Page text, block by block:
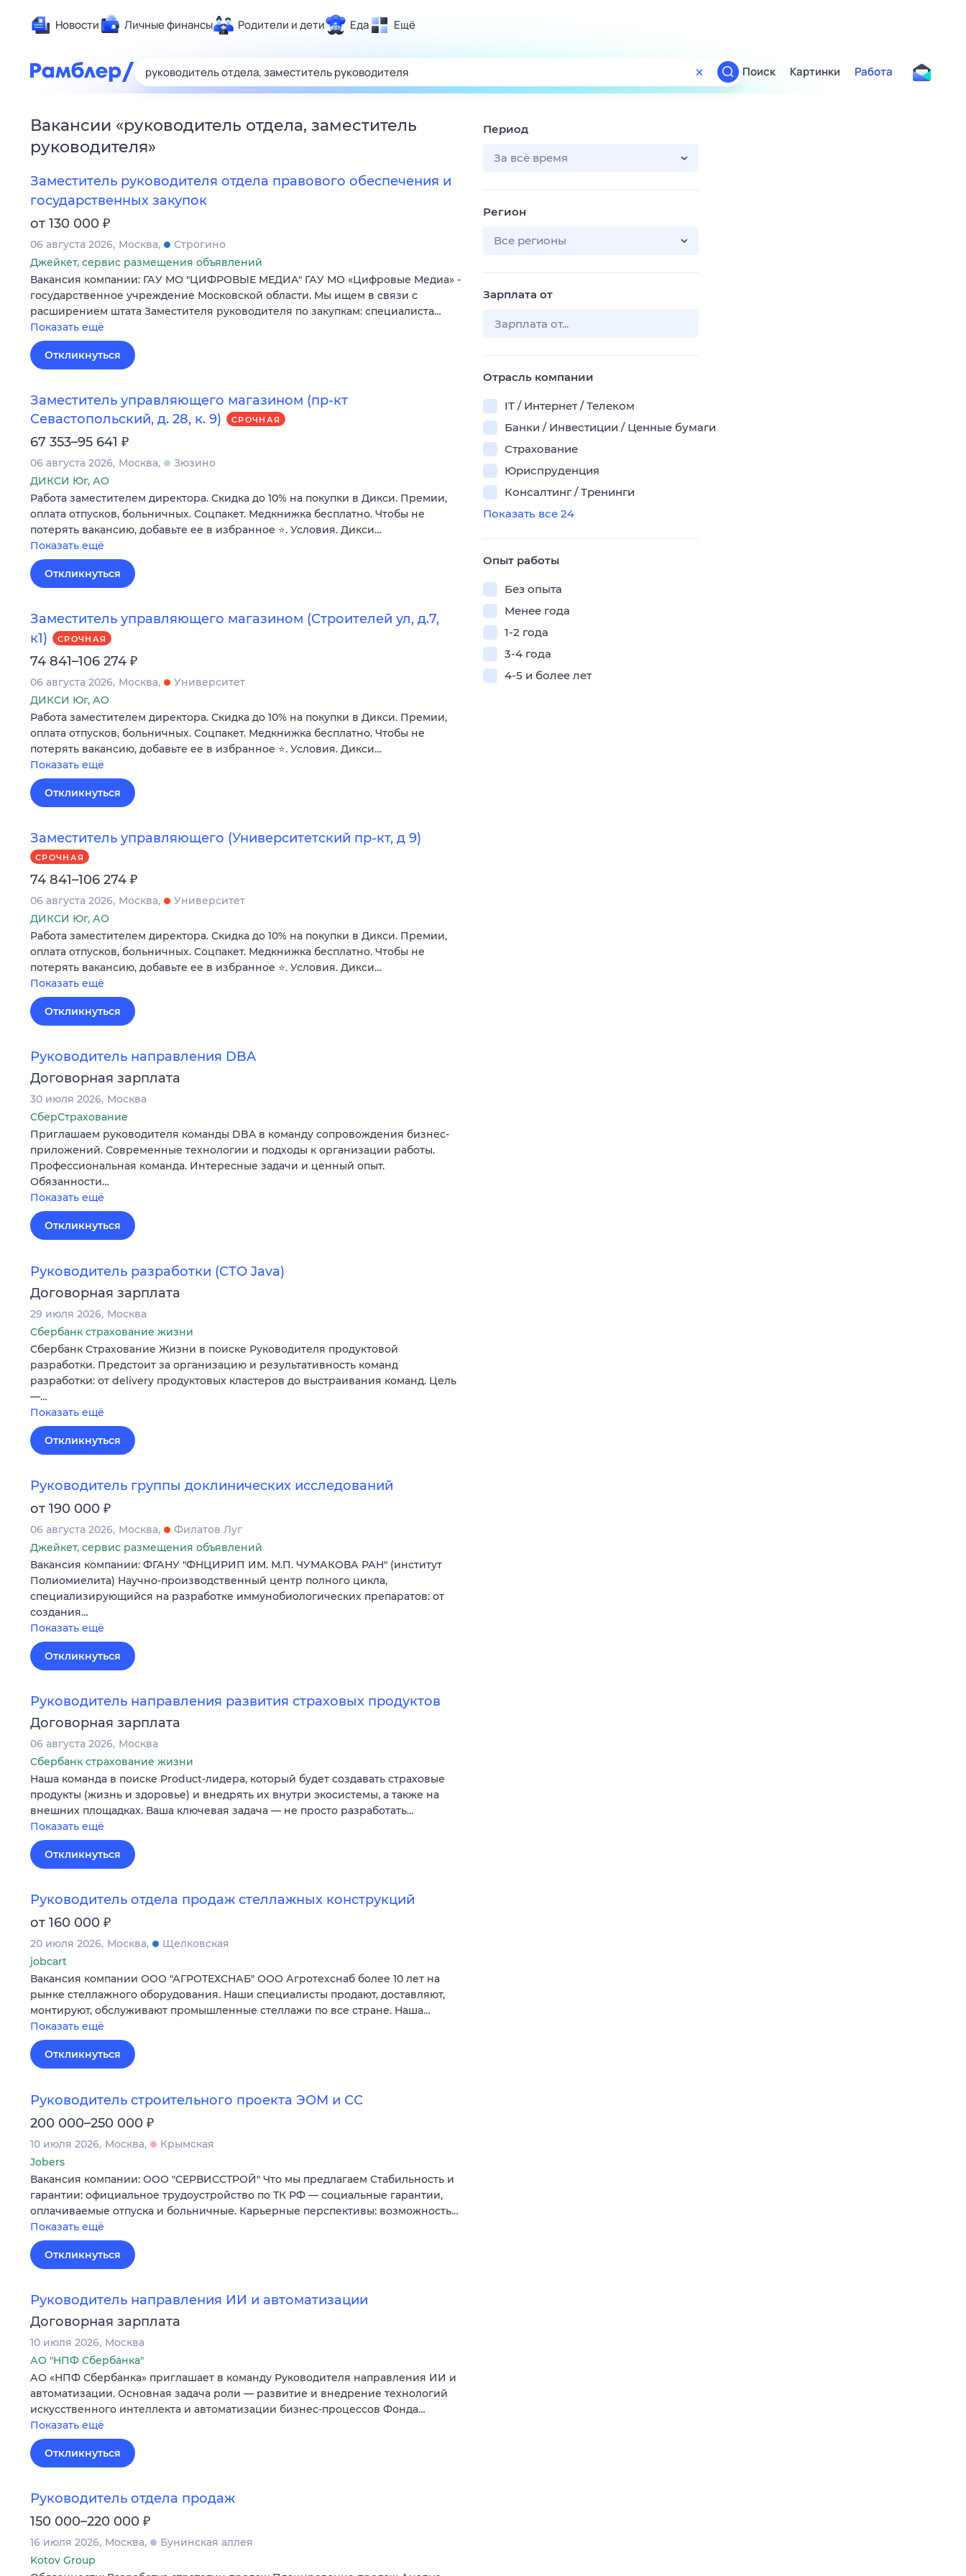
Новости Личные финансы Родители и дети Еда Ещё
Здоровье
Развлечения и отдых
Спорт
Авто
Поиск
ТВ-программа
Поиск Картинки Работа
Вакансии «руководитель отдела, заместитель
руководителя»
Заместитель руководителя отдела правового обеспечения и
государственных закупок
от 130 000 ₽
06 августа 2026 Москва
Строгино
Джейкет, сервис размещения объявлений
Вакансия компании: ГАУ МО "ЦИФРОВЫЕ МЕДИА" ГАУ МО «Цифровые Медиа» -
государственное учреждение Московской области. Мы ищем в связи с
расширением штата Заместителя руководителя по закупкам: специалиста…
Показать ещё
Откликнуться
Заместитель управляющего магазином (пр-кт
Севастопольский, д. 28, к. 9)
СРОЧНАЯ
67 353–95 641 ₽
06 августа 2026 Москва
Зюзино
ДИКСИ Юг, АО
Работа заместителем директора. Скидка до 10% на покупки в Дикси. Премии,
оплата отпусков, больничных. Соцпакет. Медкнижка бесплатно. Чтобы не
потерять вакансию, добавьте ее в избранное ⭐. Условия. Дикси…
Показать ещё
Откликнуться
Заместитель управляющего магазином (Строителей ул, д.7,
к1)
СРОЧНАЯ
74 841–106 274 ₽
06 августа 2026 Москва
Университет
ДИКСИ Юг, АО
Работа заместителем директора. Скидка до 10% на покупки в Дикси. Премии,
оплата отпусков, больничных. Соцпакет. Медкнижка бесплатно. Чтобы не
потерять вакансию, добавьте ее в избранное ⭐. Условия. Дикси…
Показать ещё
Откликнуться
Заместитель управляющего (Университетский пр-кт, д 9)
СРОЧНАЯ
74 841–106 274 ₽
06 августа 2026 Москва
Университет
ДИКСИ Юг, АО
Работа заместителем директора. Скидка до 10% на покупки в Дикси. Премии,
оплата отпусков, больничных. Соцпакет. Медкнижка бесплатно. Чтобы не
потерять вакансию, добавьте ее в избранное ⭐. Условия. Дикси…
Показать ещё
Откликнуться
Руководитель направления DBA
Договорная зарплата
30 июля 2026 Москва
СберСтрахование
Приглашаем руководителя команды DBA в команду сопровождения бизнес-
приложений. Современные технологии и подходы к организации работы.
Профессиональная команда. Интересные задачи и ценный опыт.
Обязанности…
Показать ещё
Откликнуться
Руководитель разработки (СТО Java)
Договорная зарплата
29 июля 2026 Москва
Сбербанк страхование жизни
Сбербанк Страхование Жизни в поиске Руководителя продуктовой
разработки. Предстоит за организацию и результативность команд
разработки: от delivery продуктовых кластеров до выстраивания команд. Цель
—…
Показать ещё
Откликнуться
Руководитель группы доклинических исследований
от 190 000 ₽
06 августа 2026 Москва
Филатов Луг
Джейкет, сервис размещения объявлений
Вакансия компании: ФГАНУ "ФНЦИРИП ИМ. М.П. ЧУМАКОВА РАН" (институт
Полиомиелита) Научно-производственный центр полного цикла,
специализирующийся на разработке иммунобиологических препаратов: от
создания…
Показать ещё
Откликнуться
Руководитель направления развития страховых продуктов
Договорная зарплата
06 августа 2026 Москва
Сбербанк страхование жизни
Наша команда в поиске Product-лидера, который будет создавать страховые
продукты (жизнь и здоровье) и внедрять их внутри экосистемы, а также на
внешних площадках. Ваша ключевая задача — не просто разработать…
Показать ещё
Откликнуться
Руководитель отдела продаж стеллажных конструкций
от 160 000 ₽
20 июля 2026 Москва
Щелковская
jobcart
Вакансия компании ООО "АГРОТЕХСНАБ" ООО Агротехснаб более 10 лет на
рынке стеллажного оборудования. Наши специалисты продают, доставляют,
монтируют, обслуживают промышленные стеллажи по все стране. Наша…
Показать ещё
Откликнуться
Руководитель строительного проекта ЭОМ и СС
200 000–250 000 ₽
10 июля 2026 Москва
Крымская
Jobers
Вакансия компании: ООО "СЕРВИССТРОЙ" Что мы предлагаем Стабильность и
гарантии: официальное трудоустройство по ТК РФ — социальные гарантии,
оплачиваемые отпуска и больничные. Карьерные перспективы: возможность…
Показать ещё
Откликнуться
Руководитель направления ИИ и автоматизации
Договорная зарплата
10 июля 2026 Москва
АО "НПФ Сбербанка"
АО «НПФ Сбербанка» приглашает в команду Руководителя направления ИИ и
автоматизации. Основная задача роли — развитие и внедрение технологий
искусственного интеллекта и автоматизации бизнес-процессов Фонда…
Показать ещё
Откликнуться
Руководитель отдела продаж
150 000–220 000 ₽
16 июля 2026 Москва
Бунинская аллея
Kotov Group
Период
За всё время
Регион
Все регионы
Зарплата от
Отрасль компании
IT / Интернет / Телеком
Банки / Инвестиции / Ценные бумаги
Страхование
Юриспруденция
Консалтинг / Тренинги
Показать все 24
Опыт работы
Без опыта
Менее года
1-2 года
3-4 года
4-5 и более лет